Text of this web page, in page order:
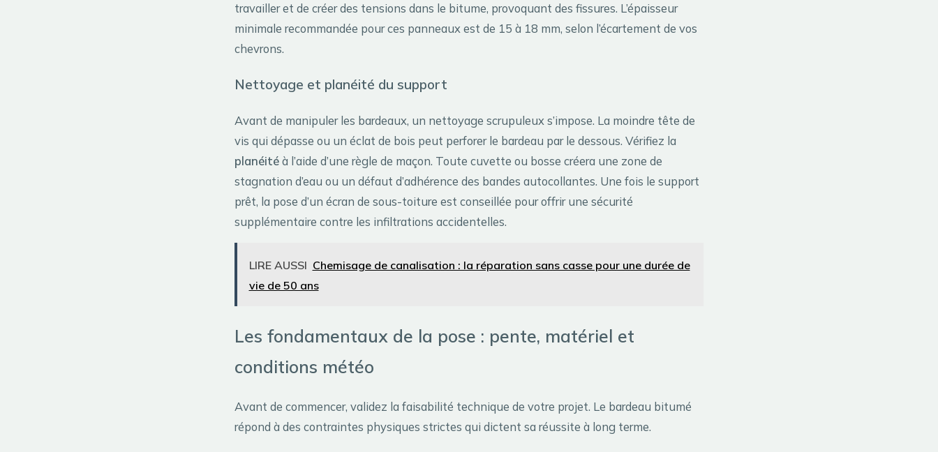
travailler et de créer des tensions dans le bitume, provoquant des fissures. L’épaisseur
minimale recommandée pour ces panneaux est de 15 à 18 mm, selon l’écartement de vos
chevrons.
Nettoyage et planéité du support
Avant de manipuler les bardeaux, un nettoyage scrupuleux s’impose. La moindre tête de
vis qui dépasse ou un éclat de bois peut perforer le bardeau par le dessous. Vérifiez la
planéitéà l’aide d’une règle de maçon. Toute cuvette ou bosse créera une zone de
stagnation d’eau ou un défaut d’adhérence des bandes autocollantes. Une fois le support
prêt, la pose d’un écran de sous-toiture est conseillée pour offrir une sécurité
supplémentaire contre les infiltrations accidentelles.
LIRE AUSSI Chemisage de canalisation : la réparation sans casse pour une durée de
vie de 50 ans
Les fondamentaux de la pose : pente, matériel et
conditions météo
Avant de commencer, validez la faisabilité technique de votre projet. Le bardeau bitumé
répond à des contraintes physiques strictes qui dictent sa réussite à long terme.